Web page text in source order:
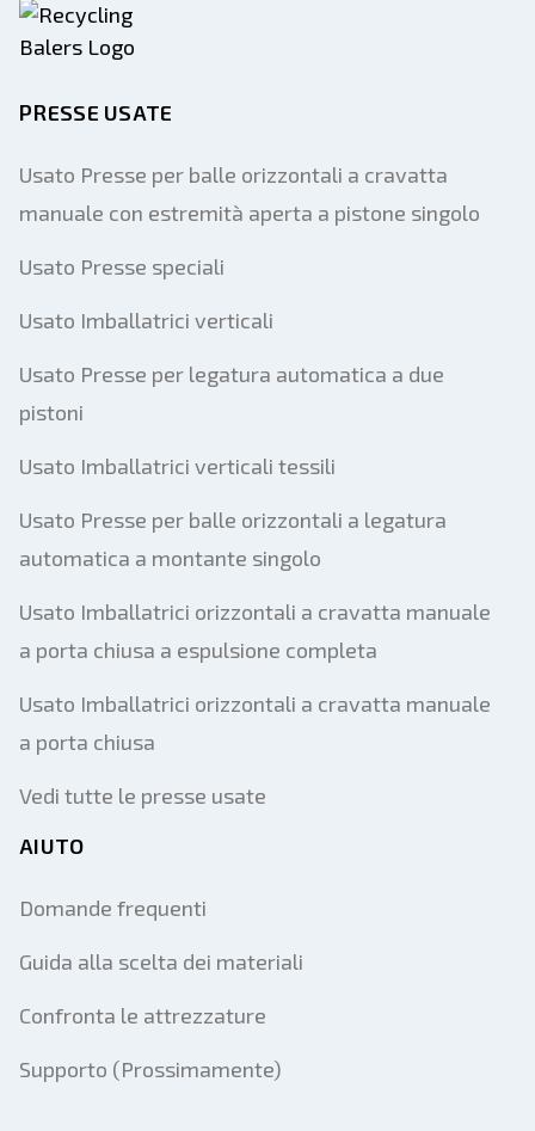
PRESSE USATE
Usato Presse per balle orizzontali a cravatta
manuale con estremità aperta a pistone singolo
Usato Presse speciali
Usato Imballatrici verticali
Usato Presse per legatura automatica a due
pistoni
Usato Imballatrici verticali tessili
Usato Presse per balle orizzontali a legatura
automatica a montante singolo
Usato Imballatrici orizzontali a cravatta manuale
a porta chiusa a espulsione completa
Usato Imballatrici orizzontali a cravatta manuale
a porta chiusa
Vedi tutte le presse usate
AIUTO
Domande frequenti
Guida alla scelta dei materiali
Confronta le attrezzature
Supporto (Prossimamente)